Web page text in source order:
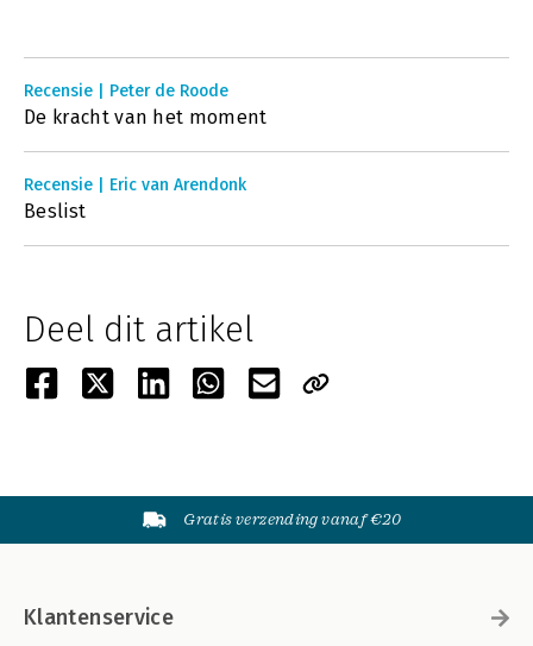
Recensie | Peter de Roode
De kracht van het moment
Recensie | Eric van Arendonk
Beslist
Deel dit artikel
Gratis verzending vanaf €20
Klantenservice